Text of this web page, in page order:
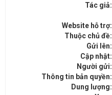
Tác giả:
Website hỗ trợ:
Thuộc chủ đề:
Gửi lên:
Cập nhật:
Người gửi:
Thông tin bản quyền:
Dung lượng: